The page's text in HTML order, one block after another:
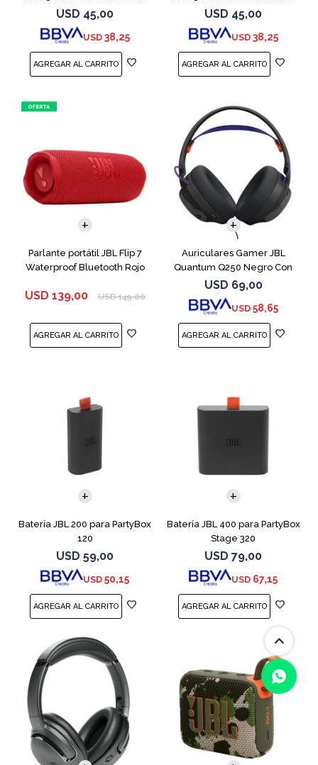
USD 45,00
USD 38,25
USD 45,00
USD 38,25
Parlante portátil JBL Flip 7
Waterproof Bluetooth Rojo
USD 139,00 USD 149,00
Auriculares Gamer JBL
Quantum Q250 Negro Con
Micrófono
USD 69,00
USD 58,65
Batería JBL 200 para PartyBox
120
USD 59,00
USD 50,15
Batería JBL 400 para PartyBox
Stage 320
USD 79,00
USD 67,15
(0/4)